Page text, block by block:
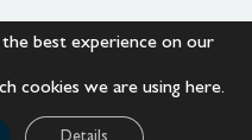
+1.866.682.2715
|Platinum Edge
best experience on our
cookies we are using here.